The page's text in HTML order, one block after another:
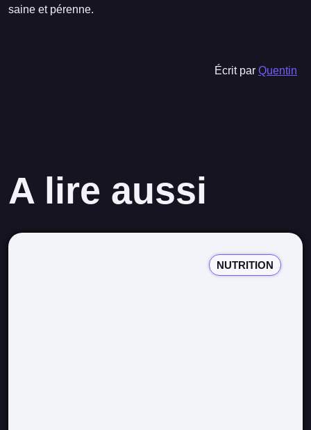
saine et pérenne.
Écrit par Quentin
A lire aussi
NUTRITION